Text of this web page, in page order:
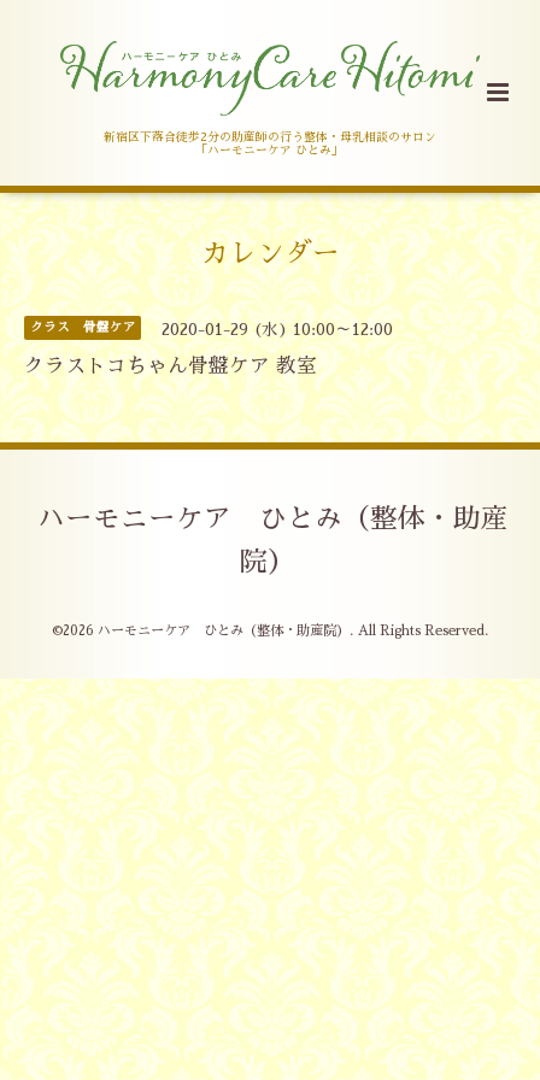
新宿区下落合徒歩2分の助産師の行う整体・母乳相談のサロン
「ハーモニーケア ひとみ」
カレンダー
クラス 骨盤ケア 2020-01-29 (水) 10:00～12:00
クラストコちゃん骨盤ケア 教室
ハーモニーケア ひとみ（整体・助産
院）
©2026 ハーモニーケア ひとみ（整体・助産院） . All Rights Reserved.